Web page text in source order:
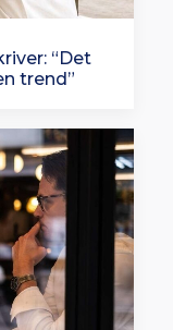
“Det
trend”